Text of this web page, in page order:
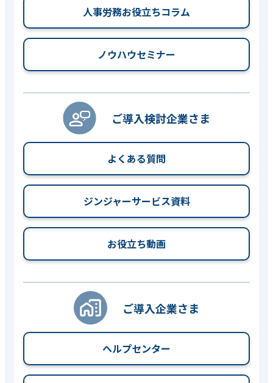
人事労務お役立ちコラム
ノウハウセミナー
ご導入検討企業さま
よくある質問
ジンジャーサービス資料
お役立ち動画
ご導入企業さま
ヘルプセンター